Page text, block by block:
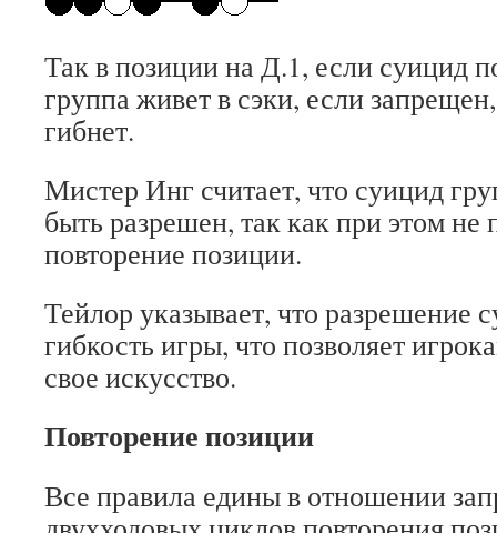
Так в позиции на Д.1, если суицид
группа живет в сэки, если
гибнет.
Мистер Инг считает, что суицид
быть разрешен, так как при этом не
повторение позиции.
Тейлор указывает, что разрешение
гибкость игры, что позволяет
свое искусство.
Повторение позиции
Все правила едины в отношении